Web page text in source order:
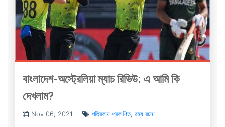
বাংলাদেশ-অস্ট্রেলিয়া ম্যাচ রিভিউ: এ আমি কি
দেখলাম?
Nov 06, 2021 পত্রিকায় প্রকাশিত, রম্য রচনা